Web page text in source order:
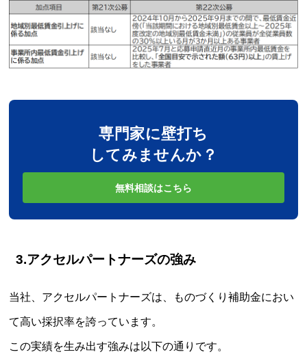
専門家に壁打ち
してみませんか？
無料相談はこちら
3.アクセルパートナーズの強み
当社、アクセルパートナーズは、ものづくり補助金におい
て高い採択率を誇っています。
この実績を生み出す強みは以下の通りです。